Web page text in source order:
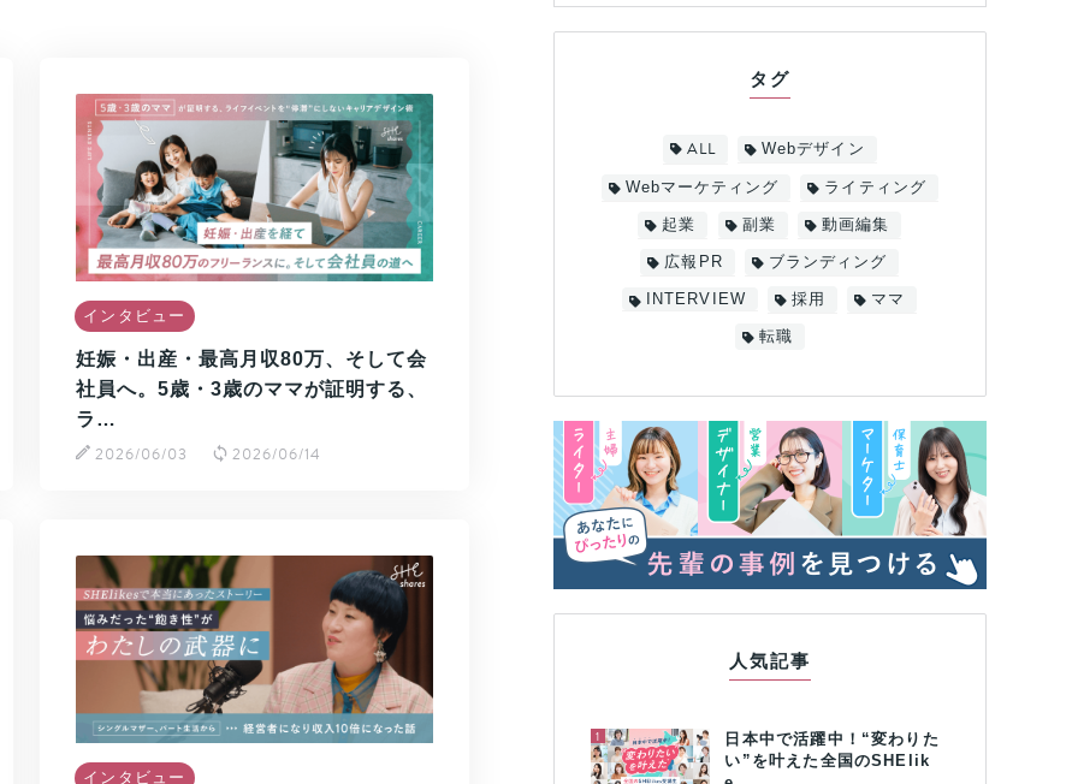
インタビュー
妊娠・出産・最高月収80万、そして会
社員へ。5歳・3歳のママが証明する、
ラ…
2026/06/03 2026/06/14
インタビュー
タグ
ALL Webデザイン
Webマーケティング ライティング
起業 副業 動画編集
広報PR ブランディング
INTERVIEW 採用 ママ
転職
人気記事
1
日本中で活躍中！“変わりた
い”を叶えた全国のSHElik